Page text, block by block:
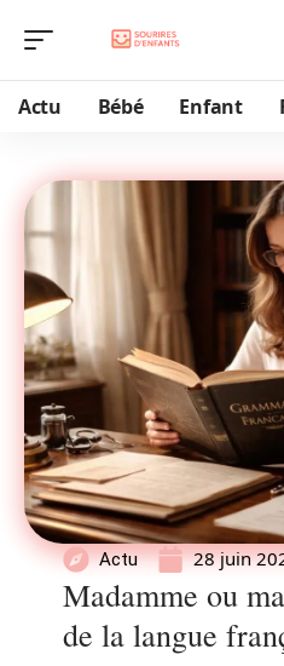
Actu Bébé Enfant
Actu 28 juin
Madamme ou
de la langue